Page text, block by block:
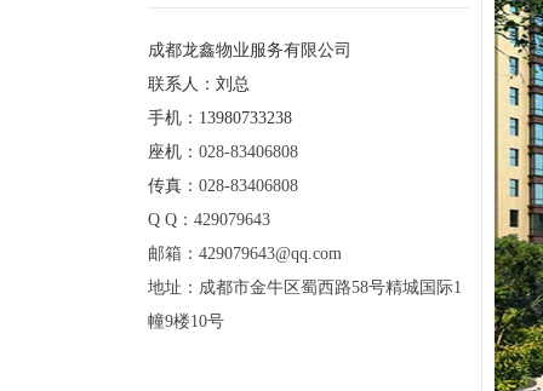
成都龙鑫物业服务有限公司
联系人：刘总
手机：13980733238
座机： 028-83406808
传真： 028-83406808
Q Q： 429079643
邮箱： 429079643@qq.com
地址： 成都市金牛区蜀西路58号精城国际1
幢9楼10号